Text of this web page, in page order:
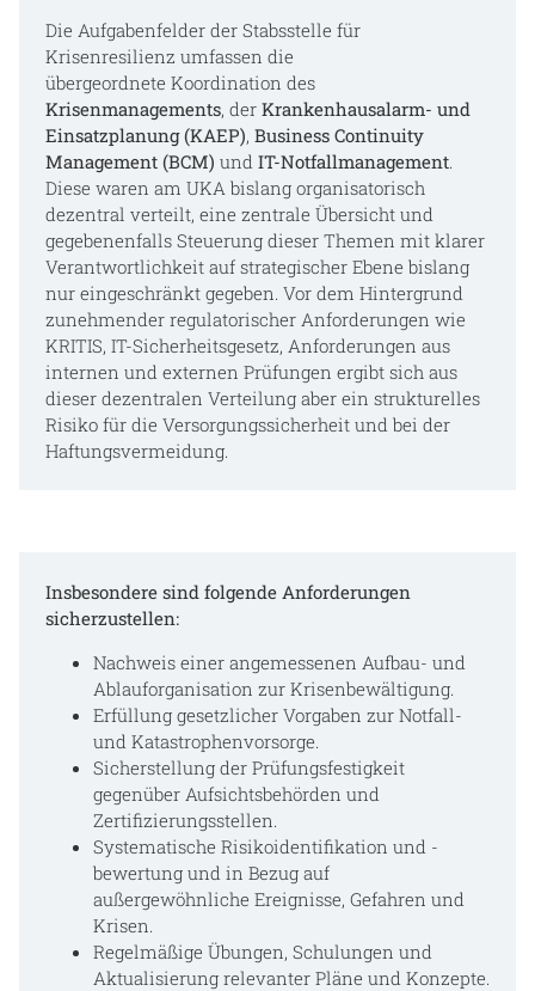
Die Aufgabenfelder der Stabsstelle für
Krisenresilienz umfassen die
übergeordnete Koordination des
Krisenmanagements, der Krankenhausalarm- und
Einsatzplanung (KAEP), Business Continuity
Management (BCM) und IT-Notfallmanagement.
Diese waren am UKA bislang organisatorisch
dezentral verteilt, eine zentrale Übersicht und
gegebenenfalls Steuerung dieser Themen mit klarer
Verantwortlichkeit auf strategischer Ebene bislang
nur eingeschränkt gegeben. Vor dem Hintergrund
zunehmender regulatorischer Anforderungen wie
KRITIS, IT-Sicherheitsgesetz, Anforderungen aus
internen und externen Prüfungen ergibt sich aus
dieser dezentralen Verteilung aber ein strukturelles
Risiko für die Versorgungssicherheit und bei der
Haftungsvermeidung.
Insbesondere sind folgende Anforderungen
sicherzustellen:
Nachweis einer angemessenen Aufbau- und
Ablauforganisation zur Krisenbewältigung.
Erfüllung gesetzlicher Vorgaben zur Notfall-
und Katastrophenvorsorge.
Sicherstellung der Prüfungsfestigkeit
gegenüber Aufsichtsbehörden und
Zertifizierungsstellen.
Systematische Risikoidentifikation und -
bewertung und in Bezug auf
außergewöhnliche Ereignisse, Gefahren und
Krisen.
Regelmäßige Übungen, Schulungen und
Aktualisierung relevanter Pläne und Konzepte.